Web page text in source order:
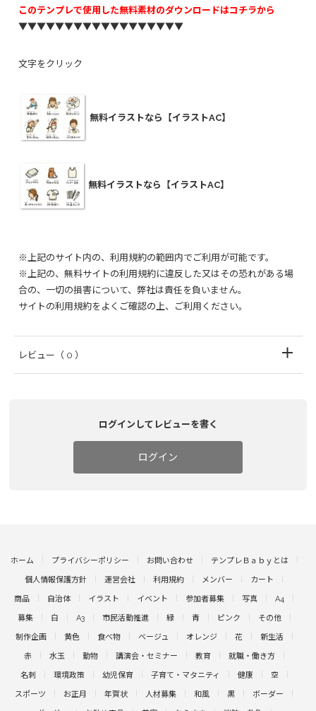
このテンプレで使用した無料素材のダウンロードはコチラから
▼▼▼▼▼▼▼▼▼▼▼▼▼▼▼▼▼▼
文字をクリック
無料イラストなら【イラストAC】
無料イラストなら【イラストAC】
※上記のサイト内の、利用規約の範囲内でご利用が可能です。
※上記の、無料サイトの利用規約に違反した又はその恐れがある場
合の、一切の損害について、弊社は責任を負いません。
サイトの利用規約をよくご確認の上、ご利用ください。
レビュー （ 0 ）
ログインしてレビューを書く
ログイン
ホーム プライバシーポリシー お問い合わせ テンプレＢａｂｙとは
個人情報保護方針 運営会社 利用規約 メンバー カート
商品 自治体 イラスト イベント 参加者募集 写真 A4
募集 白 A3 市民活動推進 緑 青 ピンク その他
制作企画 黄色 食べ物 ベージュ オレンジ 花 新生活
赤 水玉 動物 講演会・セミナー 教育 就職・働き方
名刺 環境政策 幼児保育 子育て・マタニティ 健康 空
スポーツ お正月 年賀状 人材募集 和風 黒 ボーダー